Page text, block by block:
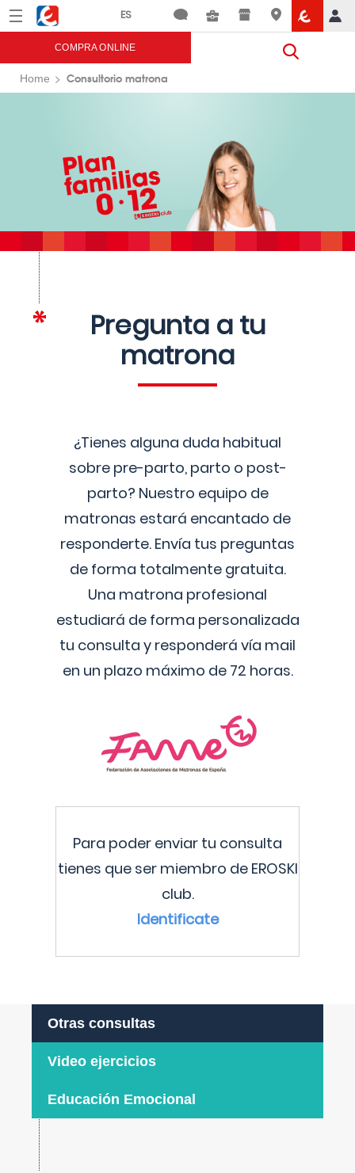
Menú Eroski
COMPRA ONLINE
Home Consultorio matrona
Pregunta a tu
matrona
¿Tienes alguna duda habitual
sobre pre-parto, parto o post-
parto? Nuestro equipo de
matronas estará encantado de
responderte. Envía tus preguntas
de forma totalmente gratuita.
Una matrona profesional
estudiará de forma personalizada
tu consulta y responderá vía mail
en un plazo máximo de 72 horas.
Para poder enviar tu consulta
tienes que ser miembro de EROSKI
club.
Identificate
Otras consultas
Video ejercicios
Educación Emocional